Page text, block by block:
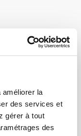
la
des services et
gérer à tout
des